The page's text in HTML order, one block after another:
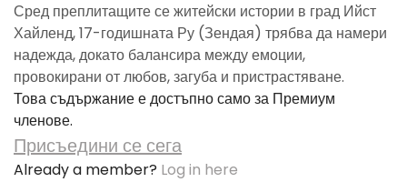
Сред преплитащите се житейски истории в град Ийст
Хайленд, 17-годишната Ру (Зендая) трябва да намери
надежда, докато балансира между емоции,
провокирани от любов, загуба и пристрастяване.
Това съдържание е достъпно само за Премиум
членове.
Присъедини се сега
Already a member? Log in here